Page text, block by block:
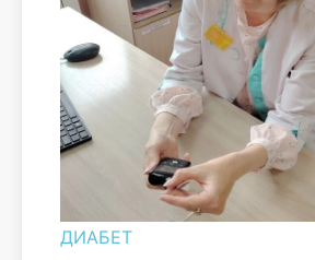
ДИАБЕТ